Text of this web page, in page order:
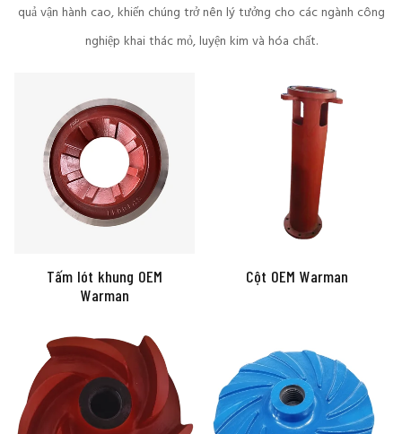
quả vận hành cao, khiến chúng trở nên lý tưởng cho các ngành công
nghiệp khai thác mỏ, luyện kim và hóa chất.
Tấm lót khung OEM
Warman
Cột OEM Warman